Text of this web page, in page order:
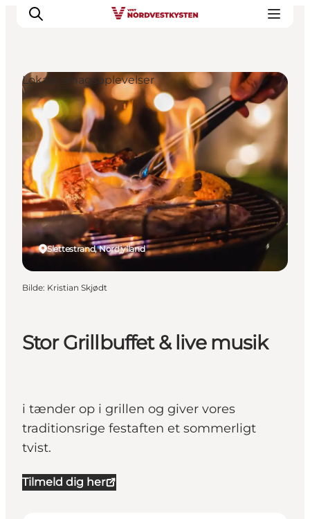
Byer og steder
Inspirasjon
Events
Overnatting
Planlegg ferien
Stor Grillbuffet & live musik
i tænder op i grillen og giver vores
traditionsrige festaften et sommerligt
tvist.
Tilmeld dig her
Slettestrand, Nordjylland
Lokale smagsoplevelser
Bilde: Kristian Skjødt